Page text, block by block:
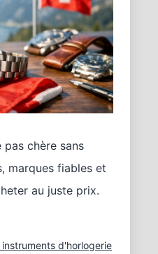
pas chère sans
marques fiables et
au juste prix.
d'horlogerie